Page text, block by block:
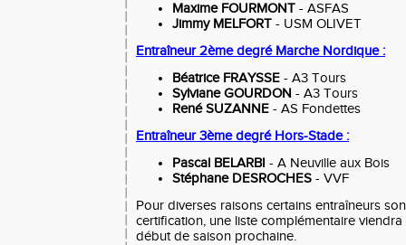
Maxime FOURMONT - ASFAS
Jimmy MELFORT - USM OLIVET
Entraîneur 2ème degré Marche Nordique :
Béatrice FRAYSSE - A3 Tours
Sylviane GOURDON - A3 Tours
René SUZANNE - AS Fondettes
Entraîneur 3ème degré Hors-Stade :
Pascal BELARBI - A Neuville aux Bois
Stéphane DESROCHES - VVF
Pour diverses raisons certains entraîneurs
certification, une liste complémentaire
début de saison prochaine.